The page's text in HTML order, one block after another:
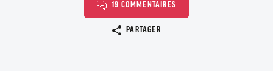
19 COMMENTAIRES
PARTAGER